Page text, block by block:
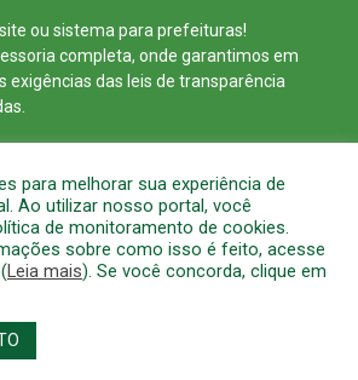
ou sistema para prefeituras!
completa, onde garantimos em
exigências das leis de transparência
a Prefeitura Municipal de Barcarena
Administrativa
para melhorar sua experiência de
Ao utilizar nosso portal, você
de monitoramento de cookies.
sobre como isso é feito, acesse
Leia mais). Se você concorda, clique em